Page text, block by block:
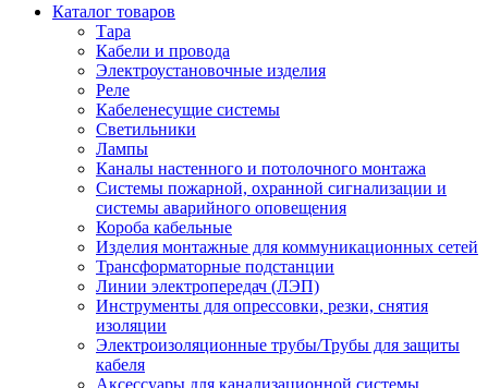
Каталог товаров
Тара
Кабели и провода
Электроустановочные изделия
Реле
Кабеленесущие системы
Светильники
Лампы
Каналы настенного и потолочного монтажа
Системы пожарной, охранной сигнализации и
системы аварийного оповещения
Короба кабельные
Изделия монтажные для коммуникационных сетей
Трансформаторные подстанции
Линии электропередач (ЛЭП)
Инструменты для опрессовки, резки, снятия
изоляции
Электроизоляционные трубы/Трубы для защиты
кабеля
Аксессуары для канализационной системы